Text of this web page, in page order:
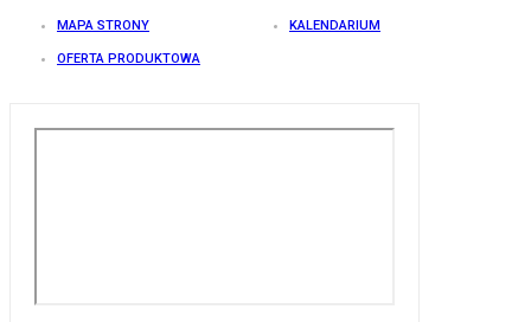
MAPA STRONY KALENDARIUM
OFERTA PRODUKTOWA